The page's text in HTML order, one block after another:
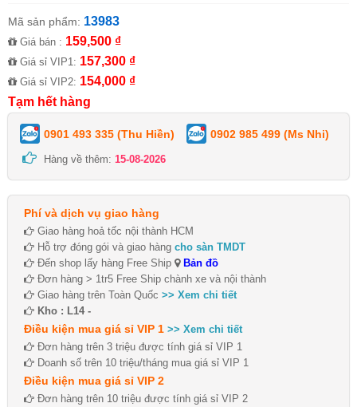
Mã sản phẩm: 13983
Giá bán : 159,500 ₫
Giá sỉ VIP1: 157,300 ₫
Giá sỉ VIP2: 154,000 ₫
Tạm hết hàng
0901 493 335 (Thu Hiền) 0902 985 499 (Ms Nhi)
Hàng về thêm: 15-08-2026
Phí và dịch vụ giao hàng
Giao hàng hoả tốc nội thành HCM
Hỗ trợ đóng gói và giao hàng cho sàn TMDT
Đến shop lấy hàng Free Ship
Bản đồ
Đơn hàng > 1tr5 Free Ship chành xe và nội thành
Giao hàng trên Toàn Quốc >> Xem chi tiết
Kho : L14 -
Điều kiện mua giá sỉ VIP 1 >> Xem chi tiết
Đơn hàng trên 3 triệu được tính giá sỉ VIP 1
Doanh số trên 10 triệu/tháng mua giá sỉ VIP 1
Điều kiện mua giá sỉ VIP 2
Đơn hàng trên 10 triệu được tính giá sỉ VIP 2